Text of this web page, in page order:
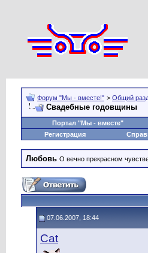
Форум "Мы - вместе!" > Общий
Свадебные годовщины
Портал "Мы - вместе"
Регистрация
Любовь О вечно прекрасном
07.06.2007, 18:44
Cat